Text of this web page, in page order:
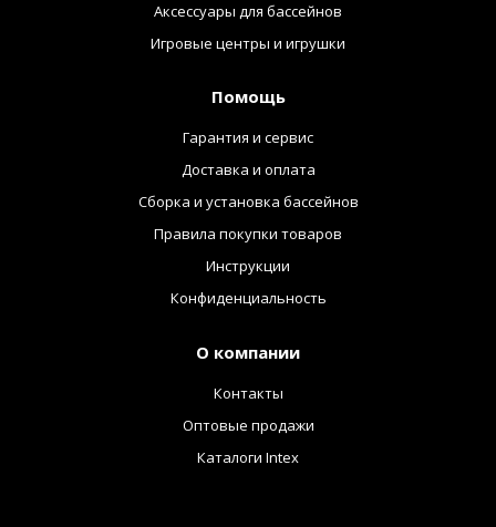
Аксессуары для бассейнов
Игровые центры и игрушки
Помощь
Гарантия и сервис
Доставка и оплата
Сборка и установка бассейнов
Правила покупки товаров
Инструкции
Конфиденциальность
О компании
Контакты
Оптовые продажи
Каталоги Intex